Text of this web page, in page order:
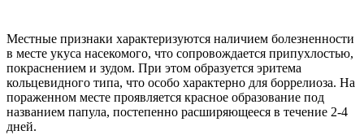
Местные признаки характеризуются наличием болезненности
в месте укуса насекомого, что сопровождается припухлостью,
покраснением и зудом. При этом образуется эритема
кольцевидного типа, что особо характерно для боррелиоза. На
пораженном месте проявляется красное образование под
названием папула, постепенно расширяющееся в течение 2-4
дней.